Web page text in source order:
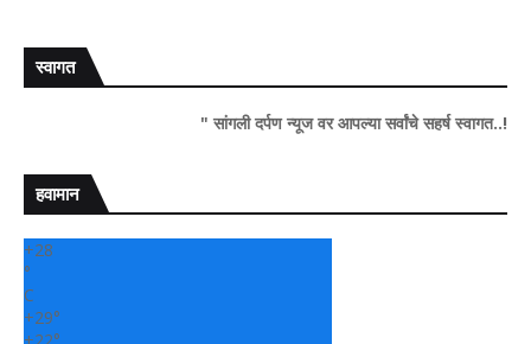
स्वागत
" सांगली दर्पण न्यूज वर आपल्या सर्वांचे सहर्ष स्वागत..!"
हवामान
+28
°
C
+29°